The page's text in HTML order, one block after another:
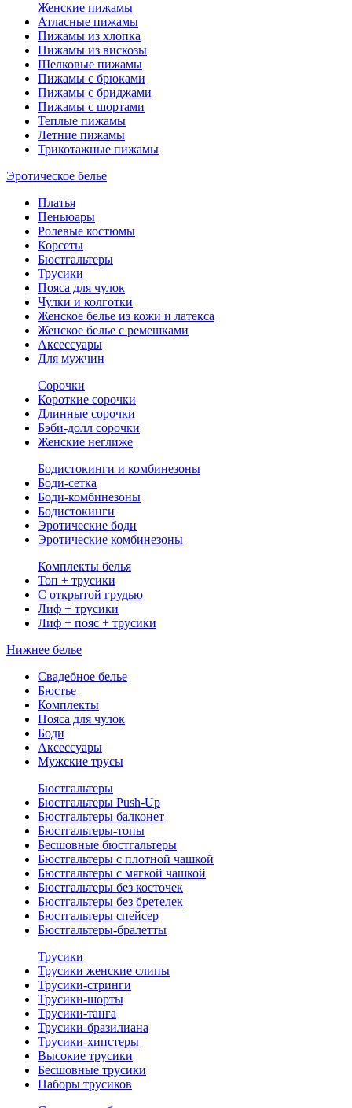
Женские пижамы
Атласные пижамы
Пижамы из хлопка
Пижамы из вискозы
Шелковые пижамы
Пижамы с брюками
Пижамы с бриджами
Пижамы с шортами
Теплые пижамы
Летние пижамы
Трикотажные пижамы
Эротическое белье
Платья
Пеньюары
Ролевые костюмы
Корсеты
Бюстгальтеры
Трусики
Пояса для чулок
Чулки и колготки
Женское белье из кожи и латекса
Женское белье с ремешками
Аксессуары
Для мужчин
Сорочки
Короткие сорочки
Длинные сорочки
Бэби-долл сорочки
Женские неглиже
Бодистокинги и комбинезоны
Боди-сетка
Боди-комбинезоны
Бодистокинги
Эротические боди
Эротические комбинезоны
Комплекты белья
Топ + трусики
С открытой грудью
Лиф + трусики
Лиф + пояс + трусики
Нижнее белье
Свадебное белье
Бюстье
Комплекты
Пояса для чулок
Боди
Аксессуары
Мужские трусы
Бюстгальтеры
Бюстгальтеры Push-Up
Бюстгальтеры балконет
Бюстгальтеры-топы
Бесшовные бюстгальтеры
Бюстгальтеры с плотной чашкой
Бюстгальтеры с мягкой чашкой
Бюстгальтеры без косточек
Бюстгальтеры без бретелек
Бюстгальтеры спейсер
Бюстгальтеры-бралетты
Трусики
Трусики женские слипы
Трусики-стринги
Трусики-шорты
Трусики-танга
Трусики-бразилиана
Трусики-хипстеры
Высокие трусики
Бесшовные трусики
Наборы трусиков